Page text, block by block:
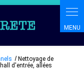
Nettoyage de
d'entrée, allées